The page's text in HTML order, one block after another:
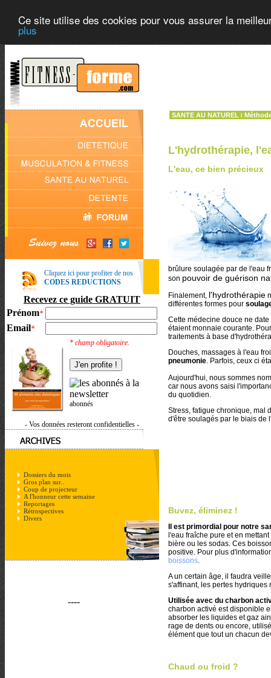
Ce site utilise des cookies pour vous assurer la
plus
Cliquez ici pour profiter de nos
CODES REDUCTIONS
Recevez ce guide GRATUIT
Prénom*
Email*
* champ obligatoire.
abonnés
- Vos données resteront confidentielles -
Dossiers du mois
Gros plan sur..
Coup de projecteur
A l'honneur cette semaine
Reportages
Rétrospectives
Divers
----
SANTE AU NATUREL
L'hydrothérapie,
L'eau, ce bien précieux
brûlure soulagée par de l'eau
son pouvoir de guérison
Finalement, l'hydrothérapie
différentes formes pour
Cette médecine douce ne
étaient monnaie courante.
traitements à base
Douches, massages à l'eau
pneumonie. Parfois, ceux ci
Aujourd'hui, nous sommes
car nous avons saisi
du quotidien.
Stress, fatigue chronique, mal
d'être soulagés par le biais de
Buvez, éliminez !
Il est primordial pour notre
l'eau fraîche pure et en
bière ou les sodas. Ces
positive. Pour plus
boissons.
A un certain âge, il faudra
s'affinant, les pertes hydriques
Utilisée avec du charbon
charbon activé est disponible
absorber les liquides et gaz
rage de dents ou encore,
élément que tout un chacun
Chaud ou froid ?